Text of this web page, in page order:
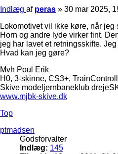
Indlæg af peras » 30 mar 2025,
Lokomotivet vil ikke køre, når
Horn og andre lyde virker fint.
jeg har lavet et retningsskifte.
Hvad kan jeg gøre?
Mvh Poul Erik
H0, 3-skinne, CS3+,
Skive modeljernbaneklub
www.mjbk-skive.dk
Top
ptmadsen
Godsforvalter
Indlæg: 145